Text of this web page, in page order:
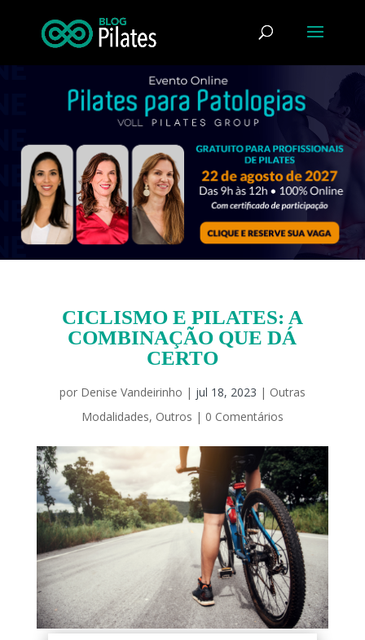
CICLISMO E PILATES: A
COMBINAÇÃO QUE DÁ
CERTO
por Denise Vandeirinho | jul 18, 2023 | Outras
Modalidades, Outros | 0 Comentários